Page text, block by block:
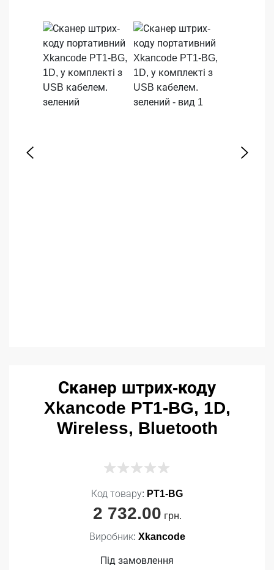
Сканер штрих-коду
Xkancode PT1-BG, 1D,
Wireless, Bluetooth
Код товару: PT1-BG
2 732.00 грн.
Виробник: Xkancode
Під замовлення